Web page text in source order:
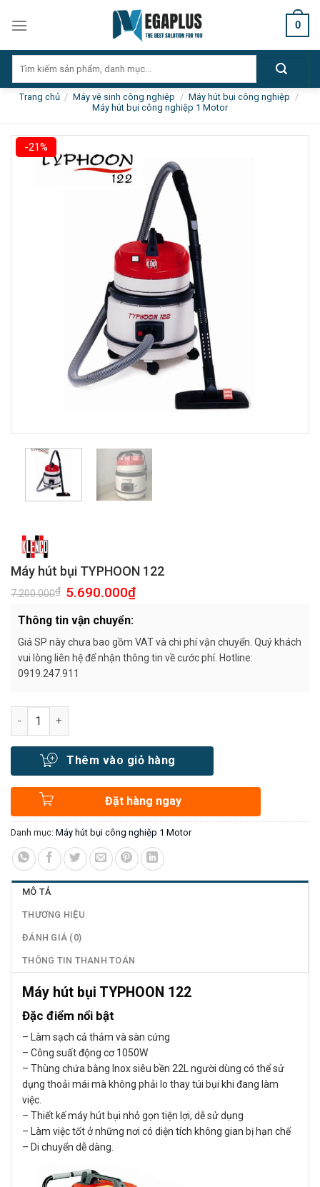
0
kiếm:
Trang chủ / Máy vệ sinh công nghiệp / Máy hút bụi công nghiệp /
Máy hút bụi công nghiệp 1 Motor
-21%
Máy hút bụi TYPHOON 122
7.200.000₫ Giá
gốc
7.200.000₫.
5.690.000₫Giá
Thông tin vận chuyển:
Giá SP này chưa bao gồm VAT và chi phí vận chuyển. Quý khách
vui lòng liên hệ để nhận thông tin về cước phí. Hotline:
0919.247.911
Số lượng
Thêm vào giỏ hàng
Đặt hàng ngay
Danh mục: Máy hút bụi công nghiệp 1 Motor
MÔ TẢ
THƯƠNG HIỆU
ĐÁNH GIÁ (0)
THÔNG TIN THANH TOÁN
Máy hút bụi TYPHOON 122
Đặc điểm nổi bật
– Làm sạch cả thảm và sàn cứng
– Công suất động cơ 1050W
– Thùng chứa bằng Inox siêu bền 22L người dùng có thể sử
dụng thoải mái mà không phải lo thay túi bụi khi đang làm
việc.
– Thiết kế máy hút bụi nhỏ gọn tiện lợi, dễ sử dụng
– Làm việc tốt ở những nơi có diện tích không gian bị hạn chế
– Di chuyển dễ dàng.